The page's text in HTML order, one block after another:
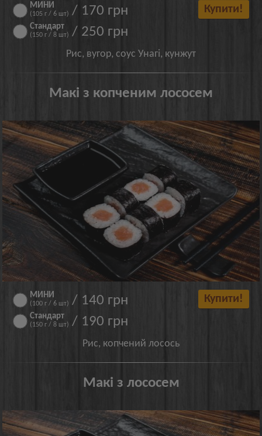
МИНИ
(105 г / 6 шт) / 170 грн
Стандарт
(150 г / 8 шт) / 250 грн
Купити!
Рис, вугор, соус Унагі, кунжут
Макі з копченим лососем
МИНИ
(100 г / 6 шт) / 140 грн
Стандарт
(150 г / 8 шт) / 190 грн
Купити!
Рис, копчений лосось
Макі з лососем